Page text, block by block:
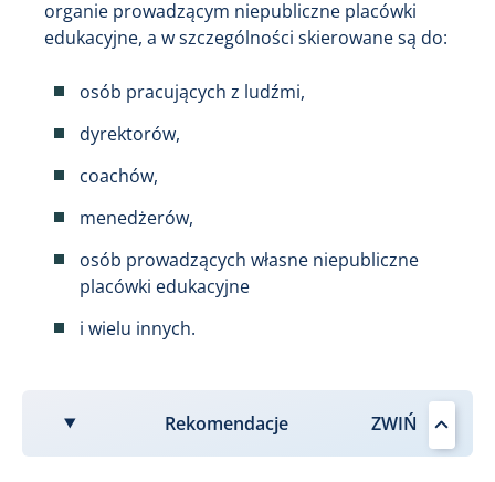
organie prowadzącym niepubliczne placówki
edukacyjne, a w szczególności skierowane są do:
osób pracujących z ludźmi,
dyrektorów,
coachów,
menedżerów,
osób prowadzących własne niepubliczne
placówki edukacyjne
i wielu innych.
Rekomendacje